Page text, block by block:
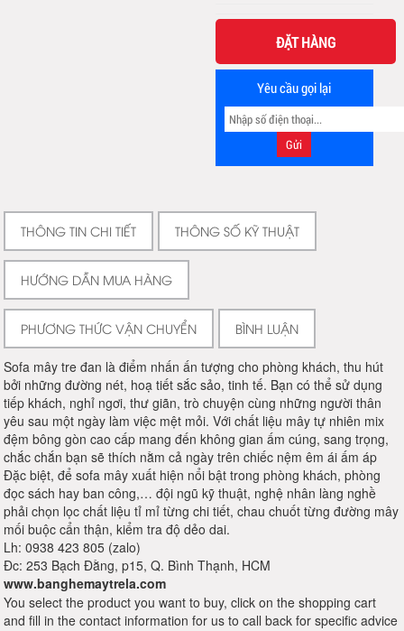
ĐẶT HÀNG
Yêu cầu gọi lại
THÔNG TIN CHI TIẾT THÔNG SỐ KỸ THUẬT
HƯỚNG DẪN MUA HÀNG
PHƯƠNG THỨC VẬN CHUYỂN BÌNH LUẬN
Sofa mây tre đan là điểm nhấn ấn tượng cho phòng khách, thu hút
bởi những đường nét, hoạ tiết sắc sảo, tinh tế. Bạn có thể sử dụng
tiếp khách, nghỉ ngơi, thư giãn, trò chuyện cùng những người thân
yêu sau một ngày làm việc mệt mỏi. Với chất liệu mây tự nhiên mix
đệm bông gòn cao cấp mang đến không gian ấm cúng, sang trọng,
chắc chắn bạn sẽ thích nằm cả ngày trên chiếc nệm êm ái ấm áp
Đặc biệt, để sofa mây xuất hiện nổi bật trong phòng khách, phòng
đọc sách hay ban công,… đội ngũ kỹ thuật, nghệ nhân làng nghề
phải chọn lọc chất liệu tỉ mỉ từng chi tiết, chau chuốt từng đường mây
mối buộc cẩn thận, kiểm tra độ dẻo dai.
Lh: 0938 423 805 (zalo)
Đc: 253 Bạch Đằng, p15, Q. Bình Thạnh, HCM
www.banghemaytrela.com
You select the product you want to buy, click on the shopping cart
and fill in the contact information for us to call back for specific advice